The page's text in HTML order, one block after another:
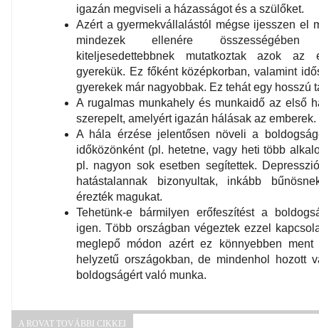
igazán megviseli a házasságot és a szülőket.
Azért a gyermekvállalástól mégse ijesszen el
mindezek ellenére
kiteljesedettebbnek mutatkoztak azok az
gyerekük. Ez főként középkorban, valamint
gyerekek már nagyobbak. Ez tehát egy hosszú
A rugalmas munkahely és munkaidő az első
szerepelt, amelyért igazán hálásak az emberek.
A hála érzése jelentősen növeli a
időközönként (pl. hetetne, vagy heti több
pl. nagyon sok esetben segítettek.
hatástalannak bizonyultak, inkább
érezték magukat.
Tehetünk-e bármilyen erőfeszítést a
igen. Több országban végeztek ezzel
meglepő módon azért ez könnyebben ment
helyzetű országokban, de mindenhol hozott
boldogságért való munka.
A ROVAT TOVÁBBI CIKKEI